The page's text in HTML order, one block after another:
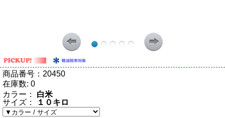
商品番号： 20450
在庫数: 0
カラー：
白米
サイズ：
１０キロ